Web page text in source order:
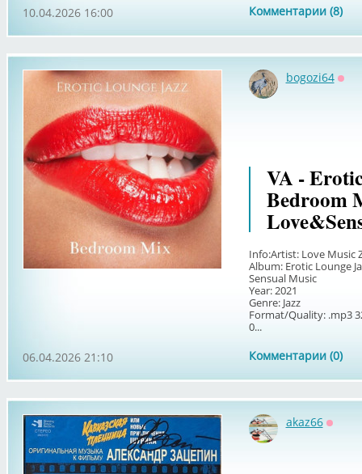
Комментарии (8)
10.04.2026 16:00
bogozi64
VA -
Bedroom
Info:Artist: Love Music
Album: Erotic Lounge
Sensual Music
Year: 2021
Genre: Jazz
Format/Quality: .mp3
0...
Комментарии (0)
06.04.2026 21:10
akaz66